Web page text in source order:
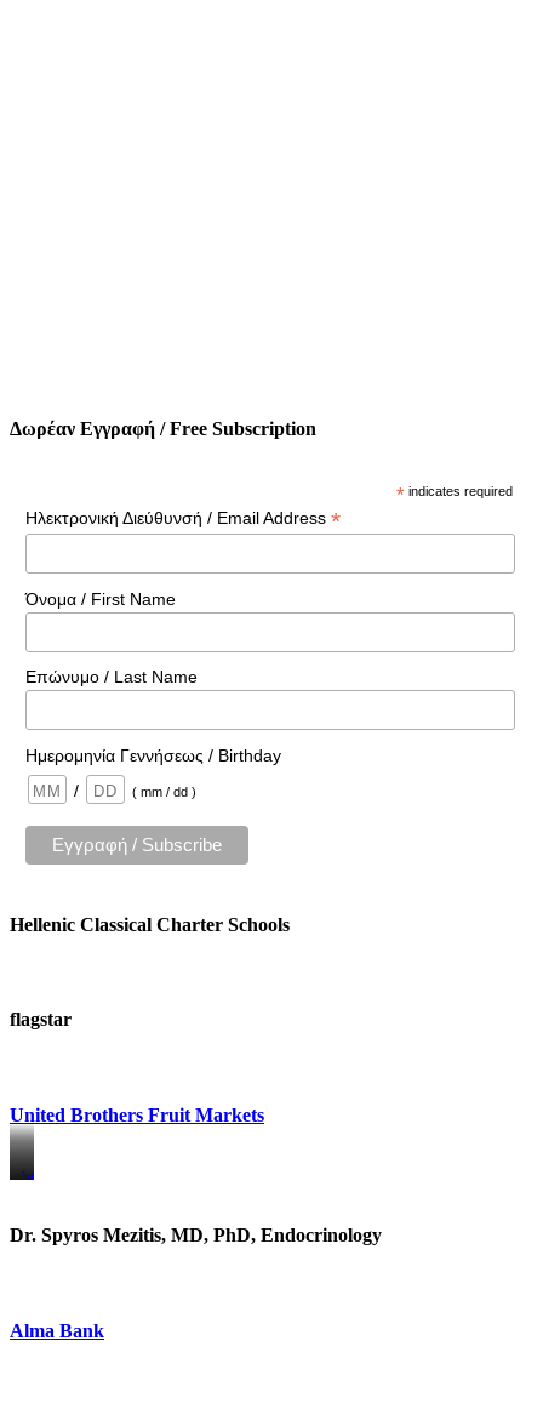
Δωρέαν Εγγραφή / Free Subscription
* indicates required
Ηλεκτρονική Διεύθυνσή / Email Address *
Όνομα / First Name
Επώνυμο / Last Name
Ημερομηνία Γεννήσεως / Birthday
/
( mm / dd )
Hellenic Classical Charter Schools
flagstar
United Brothers Fruit Markets
https://www.unitedbrothersfruitmarkets.com/
https://www.unitedbrothersfruitmarkets.com/
Dr. Spyros Mezitis, MD, PhD, Endocrinology
Alma Bank